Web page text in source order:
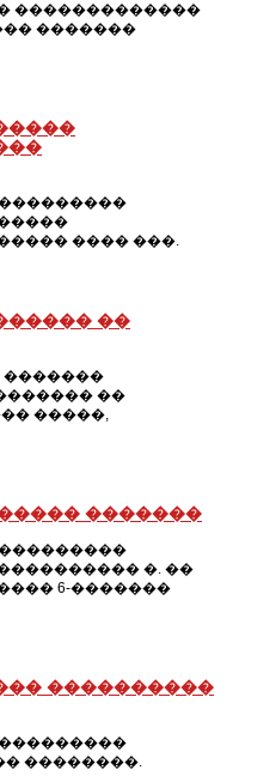
�������������
�������
���� ���.
��
�������
��
�����,
�������
�. ��
6-�������
����������
��������.